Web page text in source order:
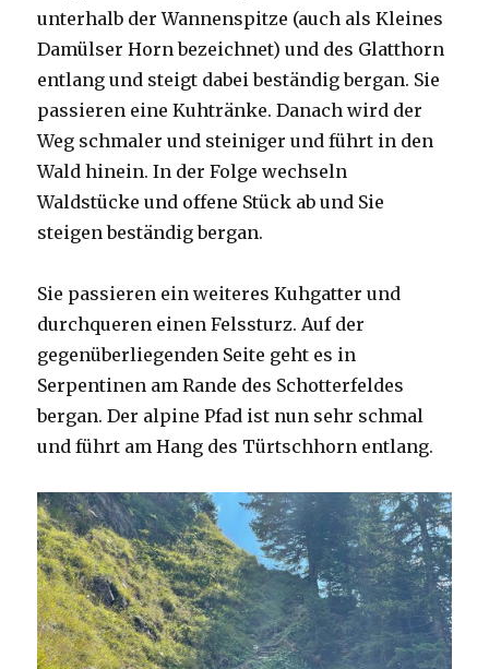
unterhalb der Wannenspitze (auch als Kleines
Damülser Horn bezeichnet) und des Glatthorn
entlang und steigt dabei beständig bergan. Sie
passieren eine Kuhtränke. Danach wird der
Weg schmaler und steiniger und führt in den
Wald hinein. In der Folge wechseln
Waldstücke und offene Stück ab und Sie
steigen beständig bergan.
Sie passieren ein weiteres Kuhgatter und
durchqueren einen Felssturz. Auf der
gegenüberliegenden Seite geht es in
Serpentinen am Rande des Schotterfeldes
bergan. Der alpine Pfad ist nun sehr schmal
und führt am Hang des Türtschhorn entlang.